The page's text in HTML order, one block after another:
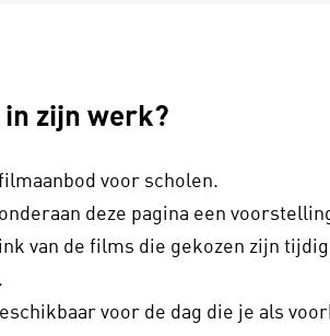
in zijn werk?
voor scholen.
deze pagina een
van de films die gekozen zijn
voor de dag die je als